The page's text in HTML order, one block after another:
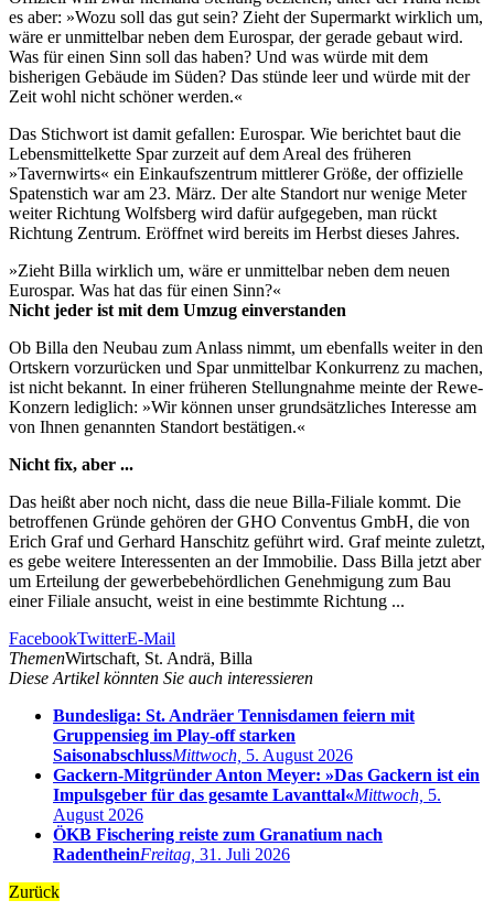
es aber: »Wozu soll das gut sein? Zieht der Supermarkt wirklich um,
wäre er unmittelbar neben dem Eurospar, der gerade gebaut wird.
Was für einen Sinn soll das haben? Und was würde mit dem
bisherigen Gebäude im Süden? Das stünde leer und würde mit der
Zeit wohl nicht schöner werden.«
Das Stichwort ist damit gefallen: Eurospar. Wie berichtet baut die
Lebensmittelkette Spar zurzeit auf dem Areal des früheren
»Tavernwirts« ein Einkaufszentrum mittlerer Größe, der offizielle
Spatenstich war am 23. März. Der alte Standort nur wenige Meter
weiter Richtung Wolfsberg wird dafür aufgegeben, man rückt
Richtung Zentrum. Eröffnet wird bereits im Herbst dieses Jahres.
»Zieht Billa wirklich um, wäre er unmittelbar neben dem neuen
Eurospar. Was hat das für einen Sinn?«
Nicht jeder ist mit dem Umzug einverstanden
Ob Billa den Neubau zum Anlass nimmt, um ebenfalls weiter in den
Ortskern vorzurücken und Spar unmittelbar Konkurrenz zu machen,
ist nicht bekannt. In einer früheren Stellungnahme meinte der Rewe-
Konzern lediglich: »Wir können unser grundsätzliches Interesse am
von Ihnen genannten Standort bestätigen.«
Nicht fix, aber ...
Das heißt aber noch nicht, dass die neue Billa-Filiale kommt. Die
betroffenen Gründe gehören der GHO Conventus GmbH, die von
Erich Graf und Gerhard Hanschitz geführt wird. Graf meinte zuletzt,
es gebe weitere Interessenten an der Immobilie. Dass Billa jetzt aber
um Erteilung der gewerbebehördlichen Genehmigung zum Bau
einer Filiale ansucht, weist in eine bestimmte Richtung ...
FacebookTwitterE-Mail
ThemenWirtschaft, St. Andrä, Billa
Diese Artikel könnten Sie auch interessieren
Bundesliga: St. Andräer Tennisdamen feiern mit
Gruppensieg im Play-off starken
SaisonabschlussMittwoch, 5. August 2026
Gackern-Mitgründer Anton Meyer: »Das Gackern ist ein
Impulsgeber für das gesamte Lavanttal«Mittwoch, 5.
August 2026
ÖKB Fischering reiste zum Granatium nach
RadentheinFreitag, 31. Juli 2026
Zurück